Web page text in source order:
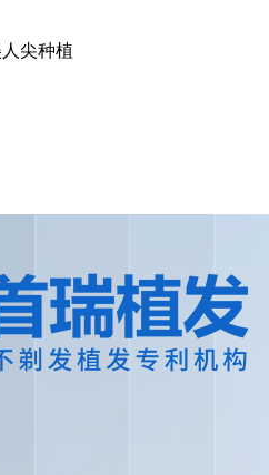
尖种植